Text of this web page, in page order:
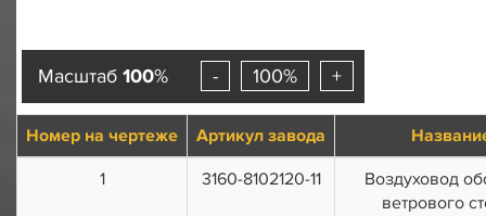
Масштаб 100% - 100% +
Номер на чертеже Артикул завода
1
3160-8102120-11
Воздуховод
ветрового